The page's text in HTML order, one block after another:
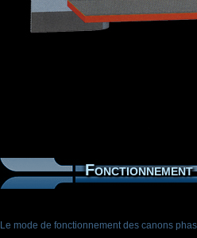
Fonctionnement
Le mode de fonctionnement des canons